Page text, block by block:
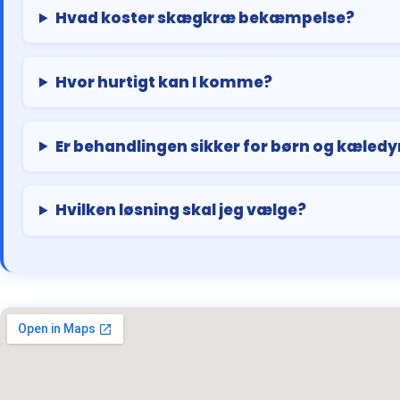
Hvad koster skægkræ bekæmpelse?
Hvor hurtigt kan I komme?
Er behandlingen sikker for børn og
Hvilken løsning skal jeg vælge?